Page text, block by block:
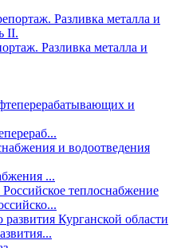
Разливка металла и
...